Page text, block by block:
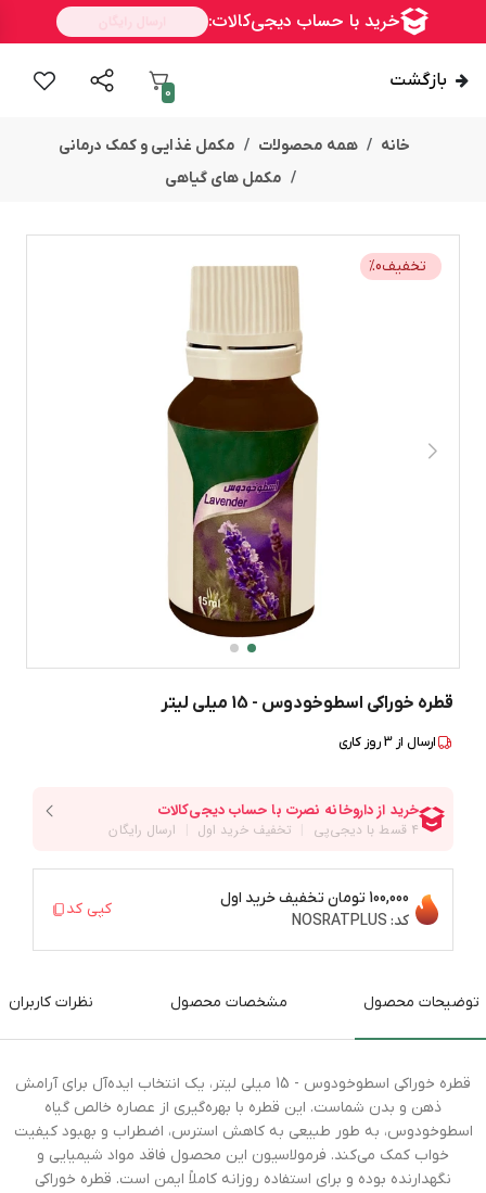
بازگشت
0
خانه همه محصولات
مکمل غذایی و کمک درمانی
مکمل های گیاهی
تخفیف %0
قطره خوراکی اسطوخودوس - 15 میلی لیتر
ارسال از 3روز کاری
100,000 تومان
تخفیف خرید اول
کد: NOSRATPLUS
کپی کد
توضیحات محصول مشخصات محصول نظرات کاربران
قطره خوراکی اسطوخودوس - 15 میلی لیتر، یک انتخاب ایده‌آل برای آرامش
ذهن و بدن شماست. این قطره با بهره‌گیری از عصاره خالص گیاه
اسطوخودوس، به طور طبیعی به کاهش استرس، اضطراب و بهبود کیفیت
خواب کمک می‌کند. فرمولاسیون این محصول فاقد مواد شیمیایی و
نگهدارنده بوده و برای استفاده روزانه کاملاً ایمن است. قطره خوراکی